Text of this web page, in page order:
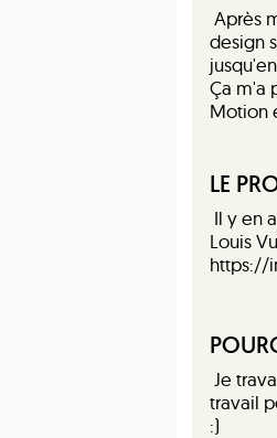
Après
design
Ça m'a
Motion
LE
Il y en
Louis
https://
Je
travail
:)